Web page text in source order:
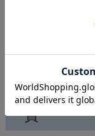
ドイ
材
質
馬毛